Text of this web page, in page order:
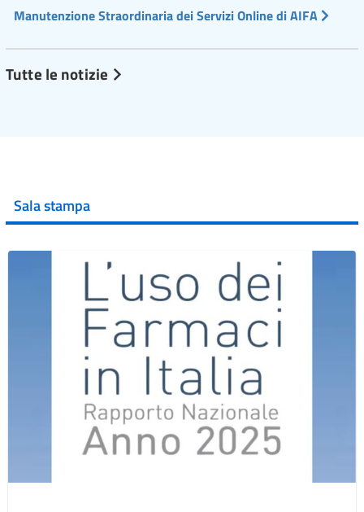
Manutenzione Straordinaria dei Servizi Online di AIFA
Tutte le notizie
Sala stampa